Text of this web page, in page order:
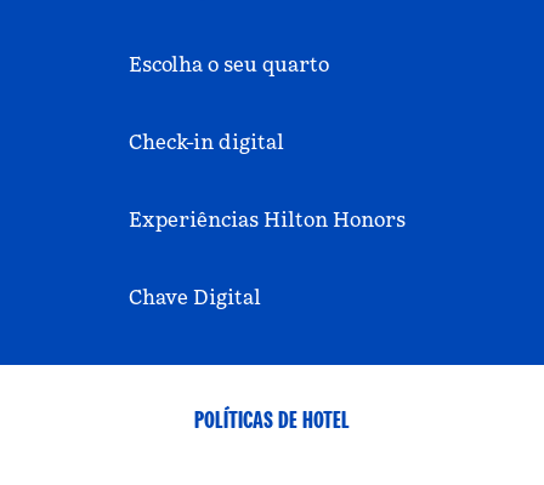
Escolha o seu quarto
Check-in digital
Experiências Hilton Honors
Chave Digital
POLÍTICAS DE HOTEL